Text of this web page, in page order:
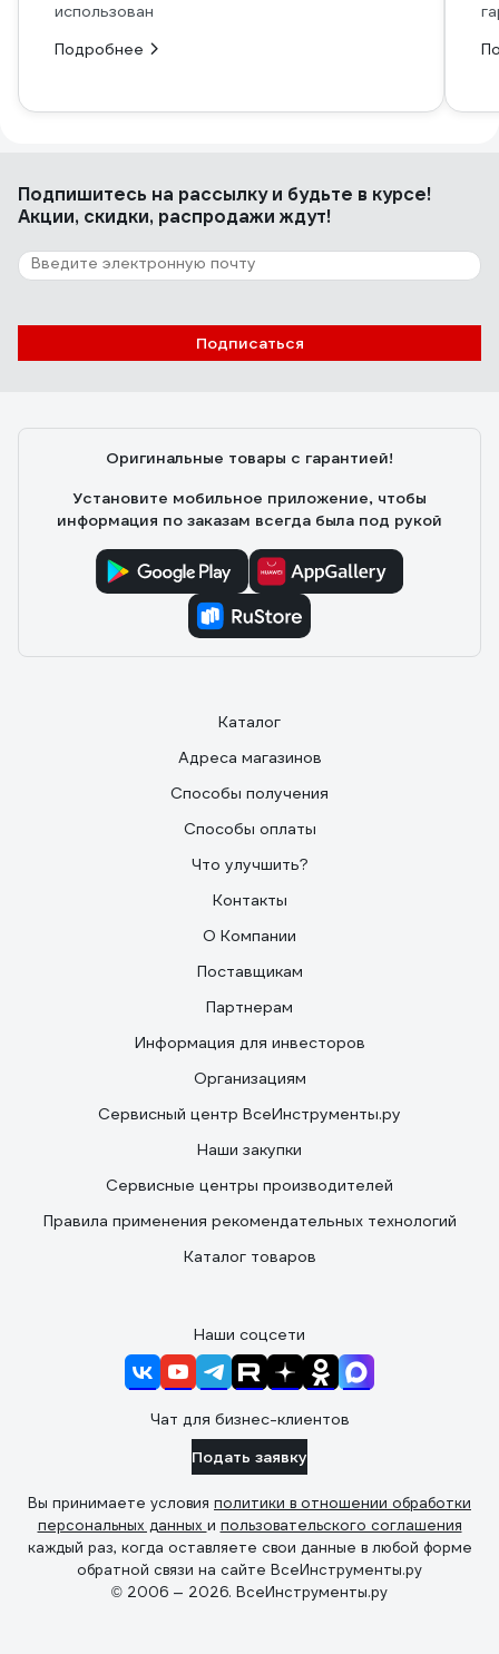
использован
Подробнее
Подпишитесь на рассылкуи будьте в курсе!
Акции, скидки, распродажи ждут!
Подписаться
Оригинальные товары с гарантией!
Установите мобильное приложение, чтобы
информация по заказам всегда была под рукой
Каталог
Адреса магазинов
Способы получения
Способы оплаты
Что улучшить?
Контакты
О Компании
Поставщикам
Партнерам
Информация для инвесторов
Организациям
Сервисный центр ВсеИнструменты.ру
Наши закупки
Сервисные центры производителей
Правила применения рекомендательных технологий
Каталог товаров
Наши соцсети
Чат для бизнес-клиентов
Подать заявку
Вы принимаете условия политики в отношении обработки
персональных данных и пользовательского соглашения
каждый раз, когда оставляете свои данные в любой форме
обратной связи на сайте ВсеИнструменты.ру
© 2006 — 2026. ВсеИнструменты.ру